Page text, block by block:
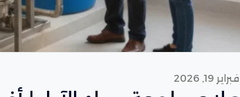
فبراير 19, 2026